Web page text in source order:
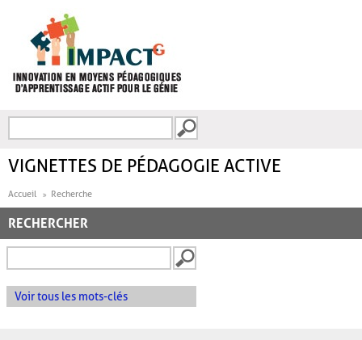
FORMULAIRE DE
VIGNETTES DE PÉDAGOGIE ACTIVE
Accueil Recherche
RECHERCHER
Voir tous les mots-clés